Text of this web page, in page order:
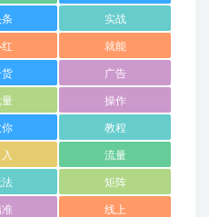
实战
就能
货 广告
量 操作
你 教程
入 流量
法 矩阵
准 线上